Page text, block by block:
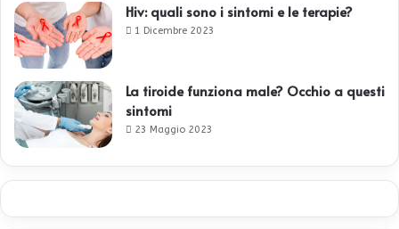
Hiv: quali sono i sintomi e le terapie?
1 Dicembre 2023
La tiroide funziona male? Occhio a questi
sintomi
23 Maggio 2023